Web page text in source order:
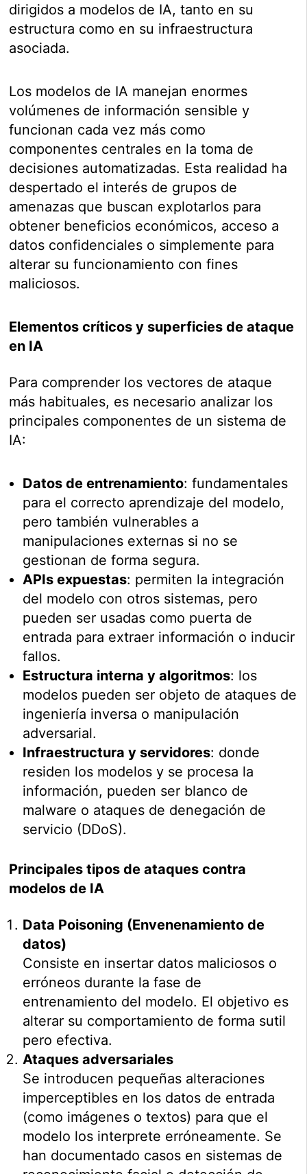
dirigidos a modelos de IA, tanto en su
estructura como en su infraestructura
asociada.
Los modelos de IA manejan enormes
volúmenes de información sensible y
funcionan cada vez más como
componentes centrales en la toma de
decisiones automatizadas. Esta realidad ha
despertado el interés de grupos de
amenazas que buscan explotarlos para
obtener beneficios económicos, acceso a
datos confidenciales o simplemente para
alterar su funcionamiento con fines
maliciosos.
Elementos críticos y superficies de ataque
en IA
Para comprender los vectores de ataque
más habituales, es necesario analizar los
principales componentes de un sistema de
IA:
Datos de entrenamiento: fundamentales
para el correcto aprendizaje del modelo,
pero también vulnerables a
manipulaciones externas si no se
gestionan de forma segura.
APIs expuestas: permiten la integración
del modelo con otros sistemas, pero
pueden ser usadas como puerta de
entrada para extraer información o inducir
fallos.
Estructura interna y algoritmos: los
modelos pueden ser objeto de ataques de
ingeniería inversa o manipulación
adversarial.
Infraestructura y servidores: donde
residen los modelos y se procesa la
información, pueden ser blanco de
malware o ataques de denegación de
servicio (DDoS).
Principales tipos de ataques contra
modelos de IA
Data Poisoning (Envenenamiento de
datos)
Consiste en insertar datos maliciosos o
erróneos durante la fase de
entrenamiento del modelo. El objetivo es
alterar su comportamiento de forma sutil
pero efectiva.
Ataques adversariales
Se introducen pequeñas alteraciones
imperceptibles en los datos de entrada
(como imágenes o textos) para que el
modelo los interprete erróneamente. Se
han documentado casos en sistemas de